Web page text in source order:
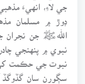
جي لاءِ، انهيءَ
ڊوڙ ۾ مسلمان
اللهﷺ جن نجران
نبوي ۾ پنهنجي
نبوت جي حڪمت کي
سڳورن سان گڏوگڏ